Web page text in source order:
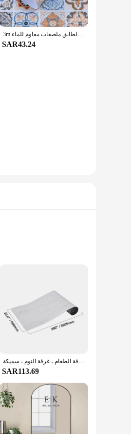
3m ذاتية اللصق خلفيات الطابق عدم الانزلاق لورينج الفينيل بولي كلوريد الفينيل سميكة ومقاومة للاهتراء الحمام المطبخ الطابق ملصقات مقاوم للماء
SAR43.24
of daily use. Whether
are no match for
seamlessly integrates
or a more traditional
for homeowners,
بلاط أرضيات فيفور ذاتي اللصق من الفينيل ، بلاط بالتقشير والعصا ، حبيبات خشبية خفيفة ، أرضيات ذاتية الصنع للمطبخ ، غرفة الطعام ، غرفة النوم ، سميكة
SAR113.69